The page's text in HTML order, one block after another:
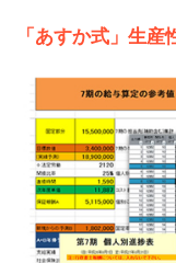
「あすか式」生